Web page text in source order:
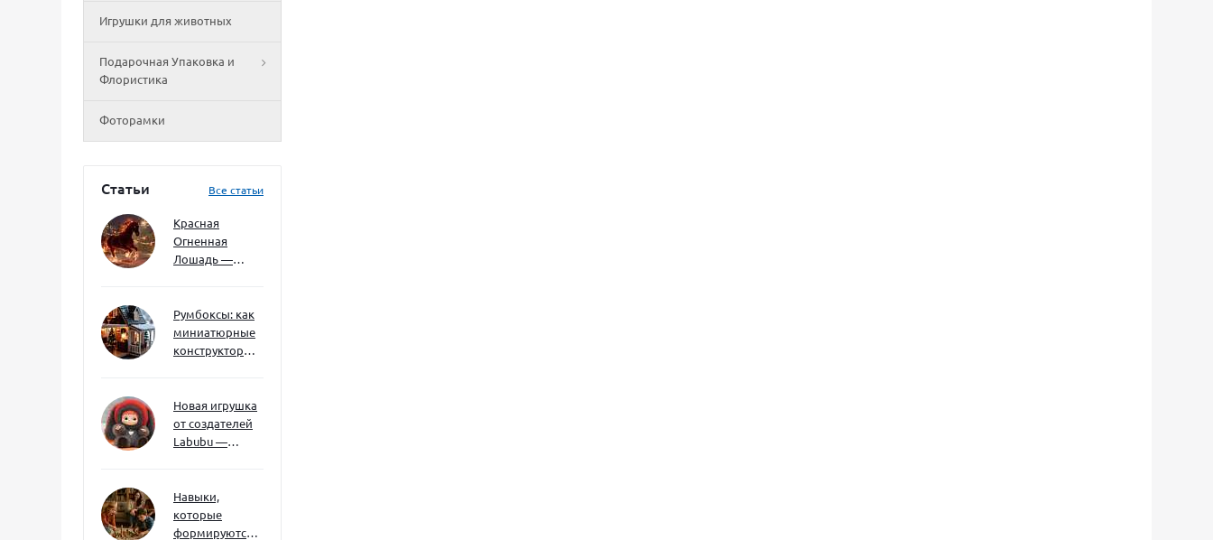
Игрушки для животных
Подарочная Упаковка и
Флористика
Фоторамки
Статьи Все статьи
Красная
Огненная
Лошадь —
ждать и как
подготовиться
Румбоксы: как
миниатюрные
конструкторы
мышление и
внимание к
деталям
Новая игрушка
от создателей
Labubu —
Навыки,
которые
формируются